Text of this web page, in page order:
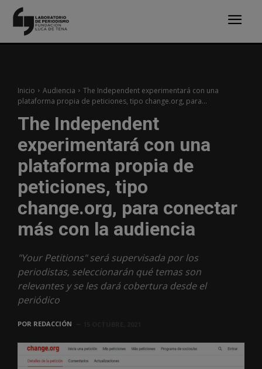
Inicio Audiencia
The Independent experimentará con una
plataforma propia de peticiones, tipo change.org, para...
The Independent
experimentará con una
plataforma propia de
peticiones, tipo
change.org, para conectar
más con la audiencia
"Your Petitions" será supervisada por los
periodistas, seleccionarán qué temas son
relevantes y se les dará cobertura desde el
periódico
POR REDACCIÓN